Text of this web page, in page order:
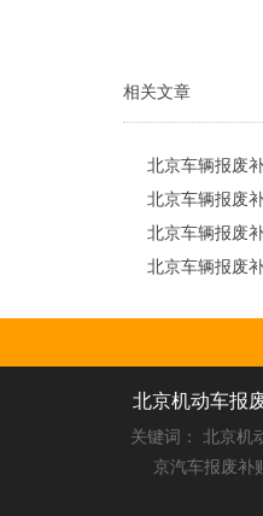
相关文章
北京车辆报废
北京车辆报废
北京车辆报废
北京车辆报废
北京机动车报
关键词： 北京机
京汽车报废补